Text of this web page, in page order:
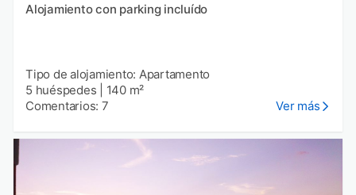
Alojamiento con parking incluído
Tipo de alojamiento: Apartamento
5 huéspedes
140 m²
Comentarios: 7
Ver más